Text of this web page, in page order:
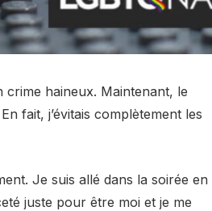
crime haineux. Maintenant, le
fait, j’évitais complètement les
Je suis allé dans la soirée en
juste pour être moi et je me